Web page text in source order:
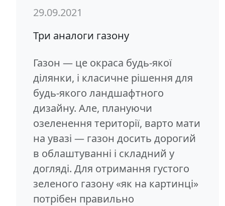
29.09.2021
Три аналоги газону
Газон — це окраса будь-якої
ділянки, і класичне рішення для
будь-якого ландшафтного
дизайну. Але, плануючи
озеленення території, варто мати
на увазі — газон досить дорогий
в облаштуванні і складний у
догляді. Для отримання густого
зеленого газону «як на картинці»
потрібен правильно